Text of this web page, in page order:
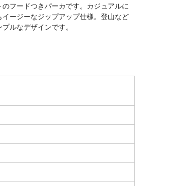
フードつきパーカです。カジュアルに
ージーなジップアップ仕様。登山など
ルなデザインです。